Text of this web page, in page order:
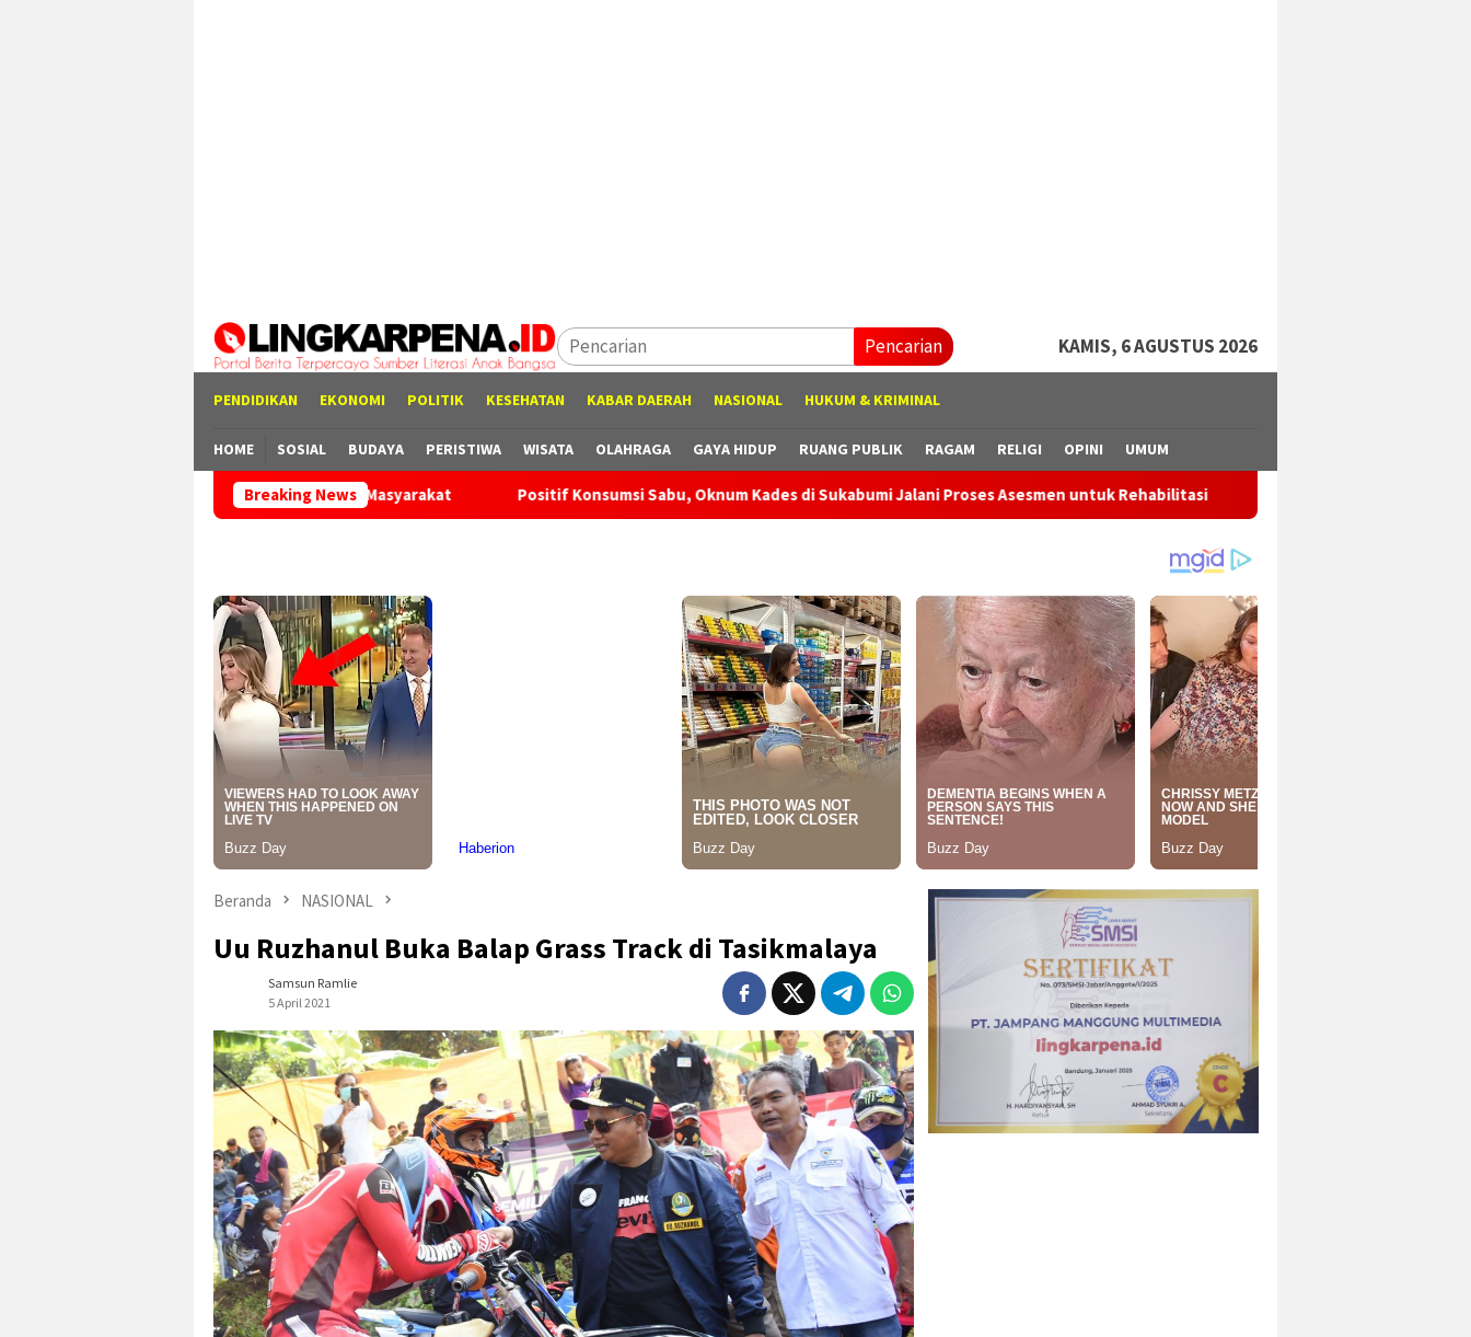
Pencarian KAMIS, 6 AGUSTUS 2026
PENDIDIKAN EKONOMI POLITIK KESEHATAN KABAR DAERAH NASIONAL HUKUM & KRIMINAL
HOME SOSIAL BUDAYA PERISTIWA WISATA OLAHRAGA GAYA HIDUP RUANG PUBLIK RAGAM RELIGI OPINI UMUM
Breaking News
Menjawab Kebutuhan Masyarakat Positif Konsumsi Sabu, Oknum Kades di Sukabumi Jalani Proses Asesmen untuk Rehabilitasi Polisi Bongkar Peredaran Sabu di Wilayah
Beranda NASIONAL
Uu Ruzhanul Buka Balap Grass Track di Tasikmalaya
Samsun Ramlie
5 April 2021